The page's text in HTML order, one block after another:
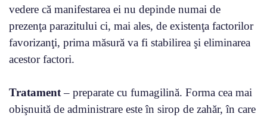
vedere că manifestarea ei nu depinde numai de
prezenţa parazitului ci, mai ales, de existenţa factorilor
favorizanţi, prima măsură va fi stabilirea şi eliminarea
acestor factori.
Tratament– preparate cu fumagilină. Forma cea mai
obişnuită de administrare este în sirop de zahăr, în care